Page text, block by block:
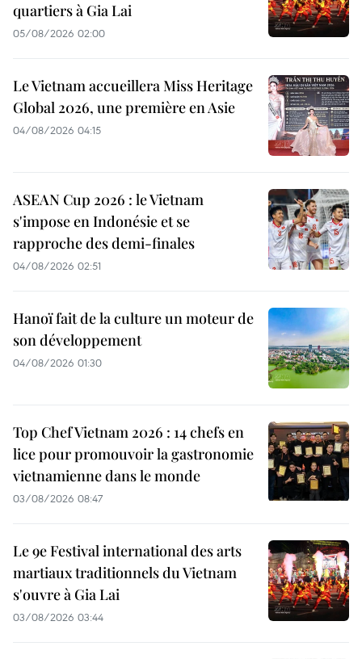
quartiers à Gia Lai
05/08/2026 02:00
Le Vietnam accueillera Miss Heritage
Global 2026, une première en Asie
04/08/2026 04:15
ASEAN Cup 2026 : le Vietnam
s'impose en Indonésie et se
rapproche des demi-finales
04/08/2026 02:51
Hanoï fait de la culture un moteur de
son développement
04/08/2026 01:30
Top Chef Vietnam 2026 : 14 chefs en
lice pour promouvoir la gastronomie
vietnamienne dans le monde
03/08/2026 08:47
Le 9e Festival international des arts
martiaux traditionnels du Vietnam
s'ouvre à Gia Lai
03/08/2026 03:44